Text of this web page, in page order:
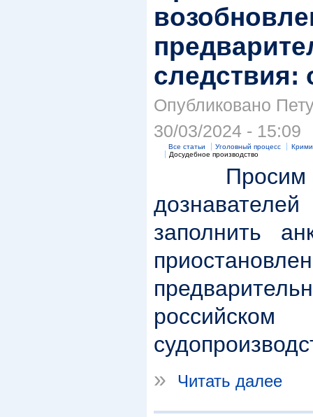
следствия:
Опубликовано
30/03/2024 - 15:09
Все статьи Уголовный процесс
Досудебное производство
Просим
заполнить
»
Читать далее